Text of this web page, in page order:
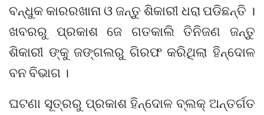
ବନ୍ଧୁକ କାରରଖାନା ଓ ଜନ୍ତୁ ଶିକାରୀ ଧରା ପଡିଛନ୍ତି ।
ଖବରରୁ ପ୍ରକାଶ ଜେ ଗତକାଲି ତିନିଜଣ ଜନ୍ତୁ
ଶିକାରୀ ଙ୍କୁ ଜଙ୍ଗଲରୁ ଗିରଫ କରିଥିଲା ହିନ୍ଦୋଳ
ବନ ବିଭାଗ ।
ଘଟଣା ସୂତ୍ରରୁ ପ୍ରକାଶ ହିନ୍ଦୋଳ ବ୍ଲକ୍ ଅନ୍ତର୍ଗତ